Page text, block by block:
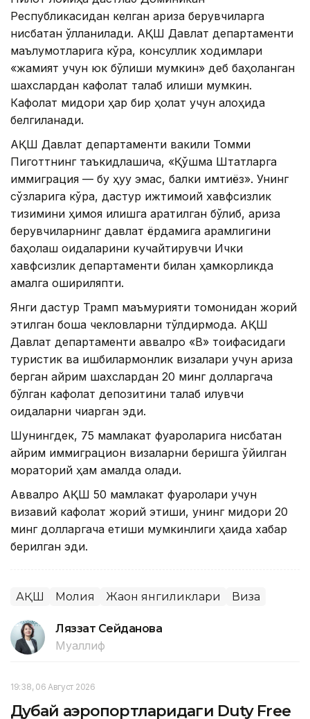
Республикасидан келган ариза берувчиларга
нисбатан қўлланилади. АҚШ Давлат департаменти
маълумотларига кўра, консуллик ходимлари
«жамият учун юк бўлиши мумкин» деб баҳоланган
шахслардан кафолат талаб қилиши мумкин.
Кафолат миқдори ҳар бир ҳолат учун алоҳида
белгиланади.
АҚШ Давлат департаменти вакили Томми
Пиготтнинг таъкидлашича, «Қўшма Штатларга
иммиграция — бу ҳуқуқ эмас, балки имтиёз». Унинг
сўзларига кўра, дастур ижтимоий хавфсизлик
тизимини ҳимоя қилишга қаратилган бўлиб, ариза
берувчиларнинг давлат ёрдамига қарамлигини
баҳолаш қоидаларини кучайтирувчи Ички
хавфсизлик департаменти билан ҳамкорликда
амалга ошириляпти.
Янги дастур Трамп маъмурияти томонидан жорий
этилган бошқа чекловларни тўлдирмоқда. АҚШ
Давлат департаменти аввалроқ «B» тоифасидаги
туристик ва ишбилармонлик визалари учун ариза
берган айрим шахслардан 20 минг долларгача
бўлган кафолат депозитини талаб қилувчи
қоидаларни чиқарган эди.
Шунингдек, 75 мамлакат фуқароларига нисбатан
айрим иммиграцион визаларни беришга қўйилган
мораторий ҳам амалда қолади.
Аввалроқ АҚШ 50 мамлакат фуқаролари учун
визавий кафолат жорий этиши, унинг миқдори 20
минг долларгача етиши мумкинлиги ҳақида хабар
берилган эди.
АҚШ Молия Жаҳон янгиликлари Виза
Ляззат Сейданова
Муаллиф
19:38, 06 Август 2026
Дубай аэропортларидаги Duty Free